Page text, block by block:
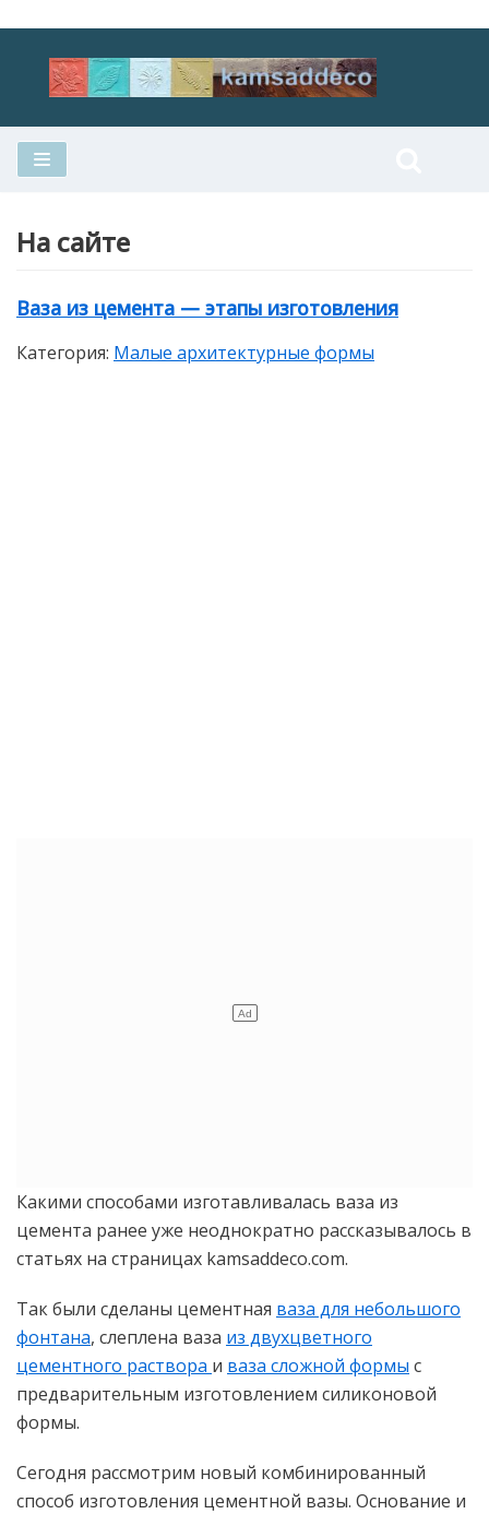
Перейти
На сайте
Ваза из цемента — этапы изготовления
Категория: Малые архитектурные формы
Какими способами изготавливалась ваза из
цемента ранее уже неоднократно рассказывалось в
статьях на страницах kamsaddeco.com.
Так были сделаны цементная ваза для небольшого
фонтана, слеплена ваза из двухцветного
цементного раствора и ваза сложной формы с
предварительным изготовлением силиконовой
формы.
Сегодня рассмотрим новый комбинированный
способ изготовления цементной вазы. Основание и